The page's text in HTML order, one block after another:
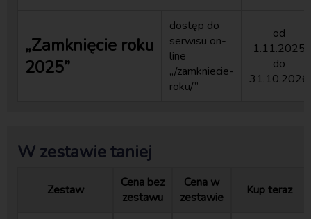
„Zamknięcie roku
2025”
dostęp do
serwisu on-
line
„/zamkniecie-
roku/”
od
1.11.2025
do
31.10.2026
W zestawie taniej
Zestaw
Cena bez
zestawu
Cena w
zestawie
Kup teraz